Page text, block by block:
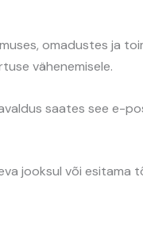
omadustes ja
vähenemisele.
saates see e-
jooksul või